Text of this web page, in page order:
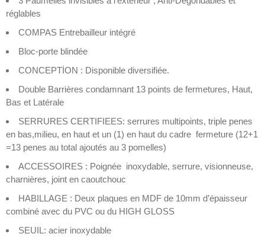
réglables
COMPAS Entrebailleur intégré
Bloc-porte blindée
CONCEPTİON : Disponible diversifiée.
Double Barrières condamnant 13 points de fermetures, Haut,
Bas et Latérale
SERRURES CERTIFIEES: serrures multipoints, triple penes
en bas,milieu, en haut et un (1) en haut du cadre fermeture (12+1
=13 penes au total ajoutés au 3 pomelles)
ACCESSOIRES : Poignée inoxydable, serrure, visionneuse,
charnières, joint en caoutchouc
HABILLAGE : Deux plaques en MDF de 10mm d’épaisseur
combiné avec du PVC ou du HIGH GLOSS
SEUIL: acier inoxydable